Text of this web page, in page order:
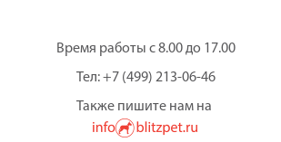
Время работы с 8.00 до 17.00
Тел: +7 (499) 213-06-46
Также пишите нам на